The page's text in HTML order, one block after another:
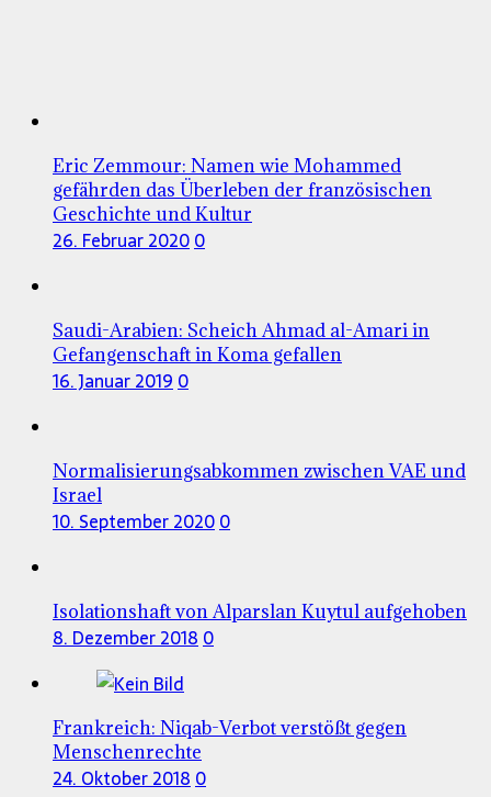
Eric Zemmour: Namen wie Mohammed
gefährden das Überleben der französischen
Geschichte und Kultur
26. Februar 20200
Saudi-Arabien: Scheich Ahmad al-Amari in
Gefangenschaft in Koma gefallen
16. Januar 20190
Normalisierungsabkommen zwischen VAE und
Israel
10. September 20200
Isolationshaft von Alparslan Kuytul aufgehoben
8. Dezember 20180
Frankreich: Niqab-Verbot verstößt gegen
Menschenrechte
24. Oktober 20180